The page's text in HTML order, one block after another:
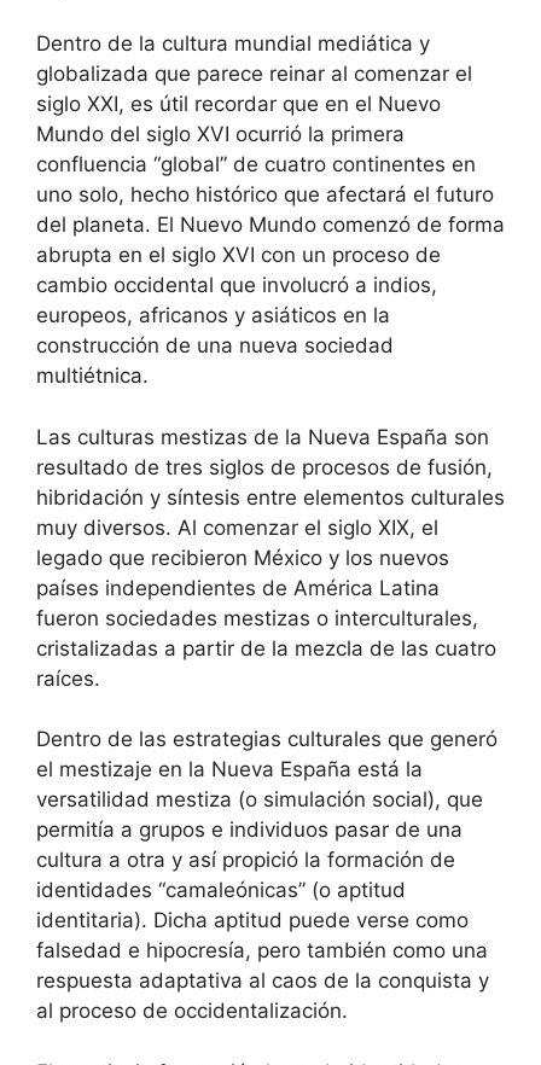
Dentro de la cultura mundial mediática y
globalizada que parece reinar al comenzar el
siglo XXI, es útil recordar que en el Nuevo
Mundo del siglo XVI ocurrió la primera
confluencia “global” de cuatro continentes en
uno solo, hecho histórico que afectará el futuro
del planeta. El Nuevo Mundo comenzó de forma
abrupta en el siglo XVI con un proceso de
cambio occidental que involucró a indios,
europeos, africanos y asiáticos en la
construcción de una nueva sociedad
multiétnica.
Las culturas mestizas de la Nueva España son
resultado de tres siglos de procesos de fusión,
hibridación y síntesis entre elementos culturales
muy diversos. Al comenzar el siglo XIX, el
legado que recibieron México y los nuevos
países independientes de América Latina
fueron sociedades mestizas o interculturales,
cristalizadas a partir de la mezcla de las cuatro
raíces.
Dentro de las estrategias culturales que generó
el mestizaje en la Nueva España está la
versatilidad mestiza (o simulación social), que
permitía a grupos e individuos pasar de una
cultura a otra y así propició la formación de
identidades “camaleónicas” (o aptitud
identitaria). Dicha aptitud puede verse como
falsedad e hipocresía, pero también como una
respuesta adaptativa al caos de la conquista y
al proceso de occidentalización.